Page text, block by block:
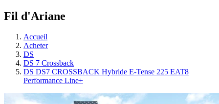
Fil d'Ariane
Accueil
Acheter
DS
DS 7 Crossback
DS DS7 CROSSBACK Hybride E-Tense 225 EAT8
Performance Line+